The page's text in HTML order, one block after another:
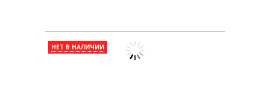
НЕТ В НАЛИЧИИ